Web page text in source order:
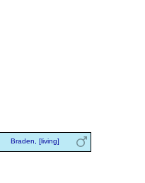
Braden, [living]